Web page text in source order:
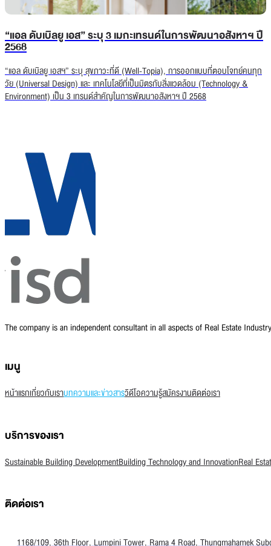
“แอล ดับเบิลยู เอส” ระบุ 3 เมกะเทรนด์ในการพัฒนาอสังหาฯ ปี
2568
“แอล ดับเบิลยู เอสฯ” ระบุ สุขภาวะที่ดี (Well-Topia), การออกแบบที่ตอบโจทย์คนทุก
วัย (Universal Design) และ เทคโนโลยีที่เป็นมิตรกับสิ่งแวดล้อม (Technology &
Environment) เป็น 3 เทรนด์สำคัญในการพัฒนาอสังหาฯ ปี 2568
The company is an independent consultant in all aspects of Real Estate
เมนู
หน้าแรกเกี่ยวกับเราบทความและข่าวสารวิดีโอความรู้สมัครงานติดต่อเรา
บริการของเรา
Sustainable Building DevelopmentBuilding Technology and InnovationReal
ติดต่อเรา
1168/109, 36th Floor, Lumpini Tower, Rama 4 Road, Thungmahamek